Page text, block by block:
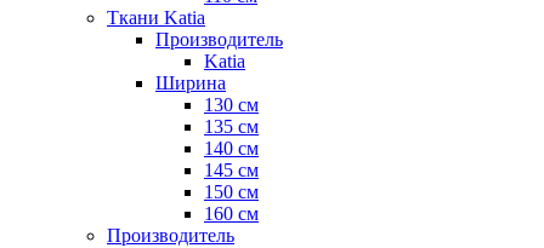
Ткани Katia
Производитель
Katia
Ширина
130 см
135 см
140 см
145 см
150 см
160 см
Производитель